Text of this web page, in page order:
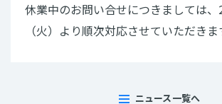
休業中のお問い合せにつきましては
（火）より順次対応させていただきま
ニュース一覧へ